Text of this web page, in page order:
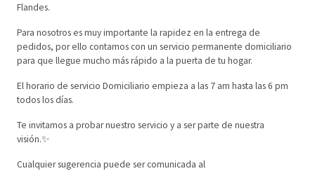
Flandes.
Para nosotros es muy importante la rapidez en la entrega de
pedidos, por ello contamos con un servicio permanente domiciliario
para que llegue mucho más rápido a la puerta de tu hogar.
El horario de servicio Domiciliario empieza a las 7 am hasta las 6 pm
todos los días.
Te invitamos a probar nuestro servicio y a ser parte de nuestra
visión.✨
Cualquier sugerencia puede ser comunicada al